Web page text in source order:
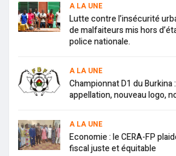
A LA UNE
Lutte contre l’insécurité
de malfaiteurs mis hors
police nationale.
A LA UNE
Championnat D1 du Burkina
appellation, nouveau logo,
A LA UNE
Economie : le CERA-FP
fiscal juste et équitable